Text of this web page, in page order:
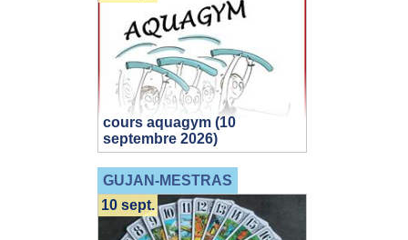
cours aquagym (10
septembre 2026)
GUJAN-MESTRAS
10 sept.